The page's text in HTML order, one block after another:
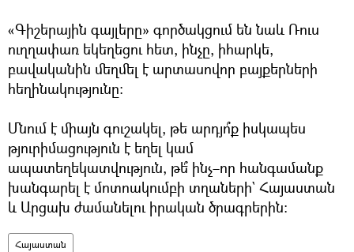
«Գիշերային գայլերը» գործակցում են նաև Ռուս
ուղղափառ եկեղեցու հետ, ինչը, իհարկե,
բավականին մեղմել է արտասովոր բայքերների
հեղինակությունը։
Մնում է միայն գուշակել, թե արդյո՞ք իսկապես
թյուրիմացություն է եղել կամ
ապատեղեկատվություն, թե՞ ինչ–որ հանգամանք
խանգարել է մոտոակումբի տղաների` Հայաստան
և Արցախ ժամանելու իրական ծրագրերին։
Հայաստան